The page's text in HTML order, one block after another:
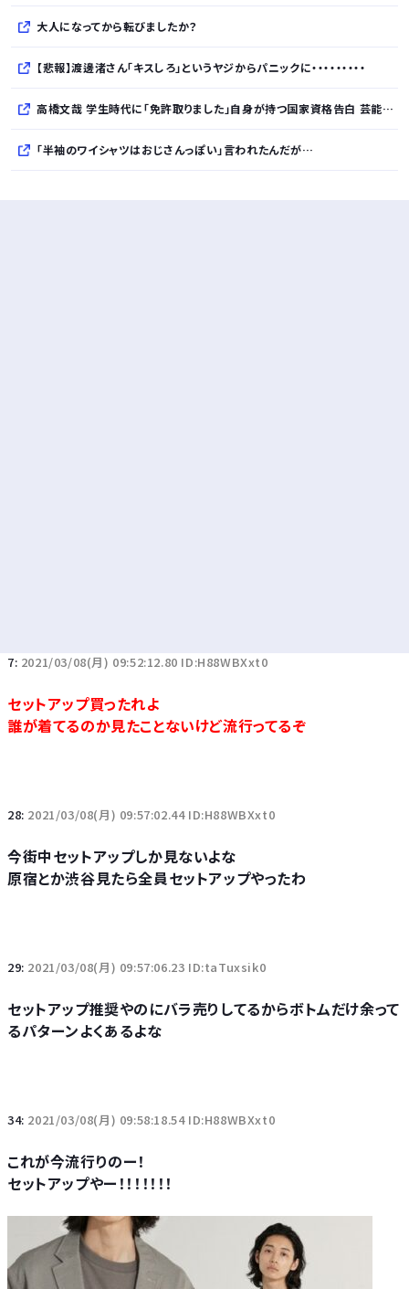
大人になってから転びましたか？
【悲報】渡邊渚さん「キスしろ」というヤジからパニックに・・・・・・・・・
高橋文哉 学生時代に「免許取りました」自身が持つ国家資格告白 芸能界入り決意も母と「お互いの約束」で
「半袖のワイシャツはおじさんっぽい」言われたんだが…
7: 2021/03/08(月) 09:52:12.80 ID:H88WBXxt0
セットアップ買ったれよ
誰が着てるのか見たことないけど流行ってるぞ
28: 2021/03/08(月) 09:57:02.44 ID:H88WBXxt0
今街中セットアップしか見ないよな
原宿とか渋谷見たら全員セットアップやったわ
29: 2021/03/08(月) 09:57:06.23 ID:taTuxsik0
セットアップ推奨やのにバラ売りしてるからボトムだけ余って
るパターンよくあるよな
34: 2021/03/08(月) 09:58:18.54 ID:H88WBXxt0
これが今流行りのー！
セットアップやー！！！！！！！